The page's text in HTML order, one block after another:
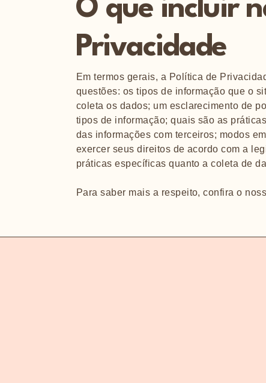
O que incluir
Privacidade
Em termos gerais, a Política de
questões: os tipos de informação que o
coleta os dados; um esclarecimento de
tipos de informação; quais são as
das informações com terceiros; modos
exercer seus direitos de acordo com a
práticas específicas quanto a coleta de
Para saber mais a respeito, confira o